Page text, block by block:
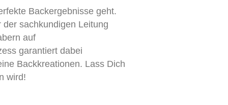
Backergebnisse geht.
sachkundigen Leitung
auf
garantiert dabei
Backkreationen. Lass Dich
wird!